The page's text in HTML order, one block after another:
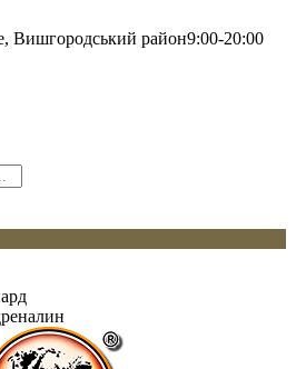
Вишгородський район9:00-20:00